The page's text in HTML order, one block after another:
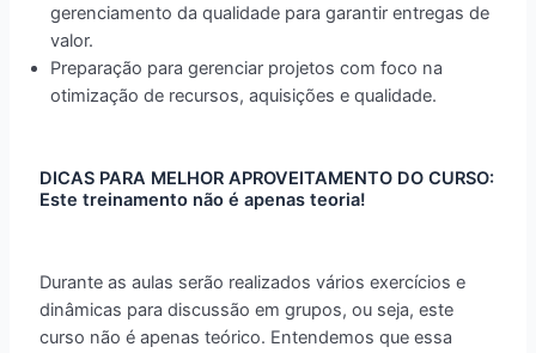
gerenciamento da qualidade para garantir entregas de
valor.
Preparação para gerenciar projetos com foco na
otimização de recursos, aquisições e qualidade.
DICAS PARA MELHOR APROVEITAMENTO DO CURSO:
Este treinamento não é apenas teoria!
Durante as aulas serão realizados vários exercícios e
dinâmicas para discussão em grupos, ou seja, este
curso não é apenas teórico. Entendemos que essa